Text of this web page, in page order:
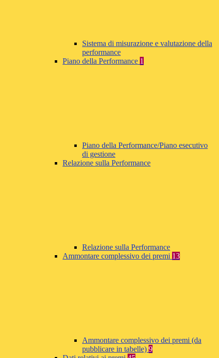
Sistema di misurazione e valutazione della
performance
Piano della Performance 1
Piano della Performance/Piano esecutivo
di gestione
Relazione sulla Performance
Relazione sulla Performance
Ammontare complessivo dei premi 13
Ammontare complessivo dei premi (da
pubblicare in tabelle) 9